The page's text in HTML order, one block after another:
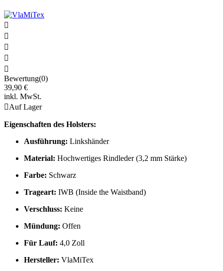





Bewertung(0)
39,90 €
inkl. MwSt.
Auf Lager
Eigenschaften des Holsters:
Ausführung: Linkshänder
Material: Hochwertiges Rindleder (3,2 mm Stärke)
Farbe: Schwarz
Trageart: IWB (Inside the Waistband)
Verschluss: Keine
Mündung: Offen
Für Lauf: 4,0 Zoll
Hersteller: VlaMiTex